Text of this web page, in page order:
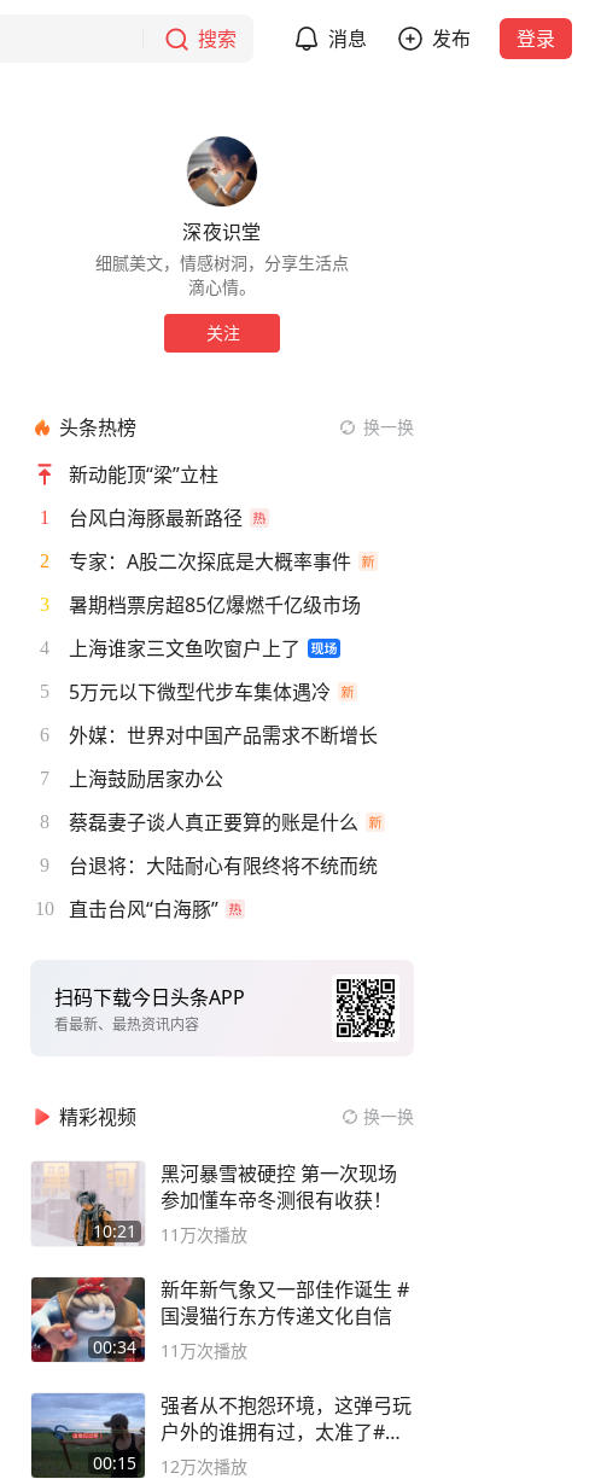
搜索 消息 发布 登录
深夜识堂
细腻美文，情感树洞，分享生活点
滴心情。
关注
头条热榜 换一换
新动能顶“梁”立柱
1 台风白海豚最新路径
2 专家：A股二次探底是大概率事件
3 暑期档票房超85亿爆燃千亿级市场
4 上海谁家三文鱼吹窗户上了
5 5万元以下微型代步车集体遇冷
6 外媒：世界对中国产品需求不断增长
7 上海鼓励居家办公
8 蔡磊妻子谈人真正要算的账是什么
9 台退将：大陆耐心有限终将不统而统
10 直击台风“白海豚”
扫码下载今日头条APP
看最新、最热资讯内容
精彩视频 换一换
10:21
黑河暴雪被硬控 第一次现场
参加懂车帝冬测很有收获！
11万次播放
00:34
新年新气象又一部佳作诞生 #
国漫猫行东方传递文化自信
11万次播放
00:15
强者从不抱怨环境，这弹弓玩
户外的谁拥有过，太准了#弹
弓#户外
12万次播放